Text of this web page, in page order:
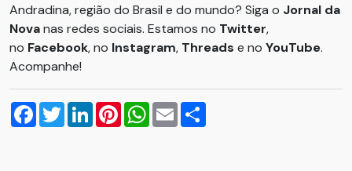
Andradina, região do Brasil e do mundo? Siga o Jornal da
Novanas redes sociais. Estamos no Twitter,
no Facebook, no Instagram, Threads e no YouTube.
Acompanhe!
Facebook
TwitterLinkedInPinterestWhatsApp
Email